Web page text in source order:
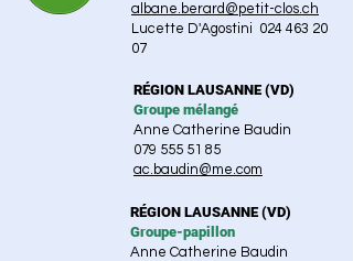
albane.berard@petit-clos.ch
Lucette D'Agostini 024 463 20
07
RÉGION LAUSANNE (VD)
Groupe mélangé
Anne Catherine Baudin
079 555 51 85
ac.baudin@me.com
RÉGION LAUSANNE (VD)
Groupe-papillon
Anne Catherine Baudin